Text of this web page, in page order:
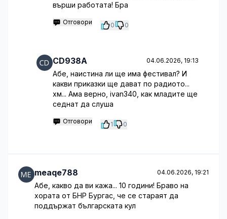
върши работата! Бра
Отговори 0 0
CD938A 04.06.2026, 19:13
Абе, наистина ли ще има фестивал? И
какви приказки ще дават по радиото...
хм... Ама верно, ivan340, как младите ще
седнат да слуша
Отговори 1 0
meaqe788 04.06.2026, 19:21
Абе, какво да ви кажа... 10 години! Браво на
хората от БНР Бургас, че се стараят да
поддържат българската кул